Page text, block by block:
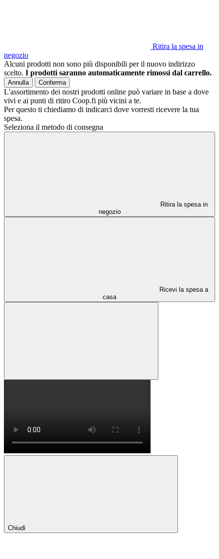
Ritira la spesa in
negozio
Alcuni prodotti non sono più disponibili per il nuovo indirizzo
scelto. I prodotti saranno automaticamente rimossi dal carrello.
Annulla Conferma
L'assortimento dei nostri prodotti online può variare in base a dove
vivi e ai punti di ritiro Coop.fi più vicini a te.
Per questo ti chiediamo di indicarci dove vorresti ricevere la tua
spesa.
Seleziona il metodo di consegna
Ritira la spesa in
negozio
Ricevi la spesa a
casa
Chiudi